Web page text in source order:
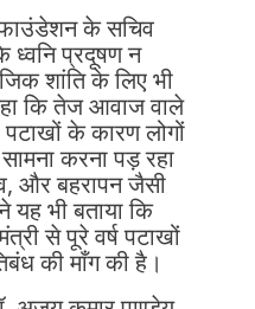
फाउंडेशन के सचिव
ध्वनि प्रदूषण न
शांति के लिए भी
कि तेज आवाज वाले
के कारण लोगों
करना पड़ रहा
और बहरापन जैसी
यह भी बताया कि
से पूरे वर्ष पटाखों
की माँग की है।